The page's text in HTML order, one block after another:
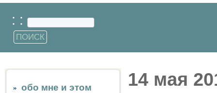
: :
обо мне и этом
14 мая